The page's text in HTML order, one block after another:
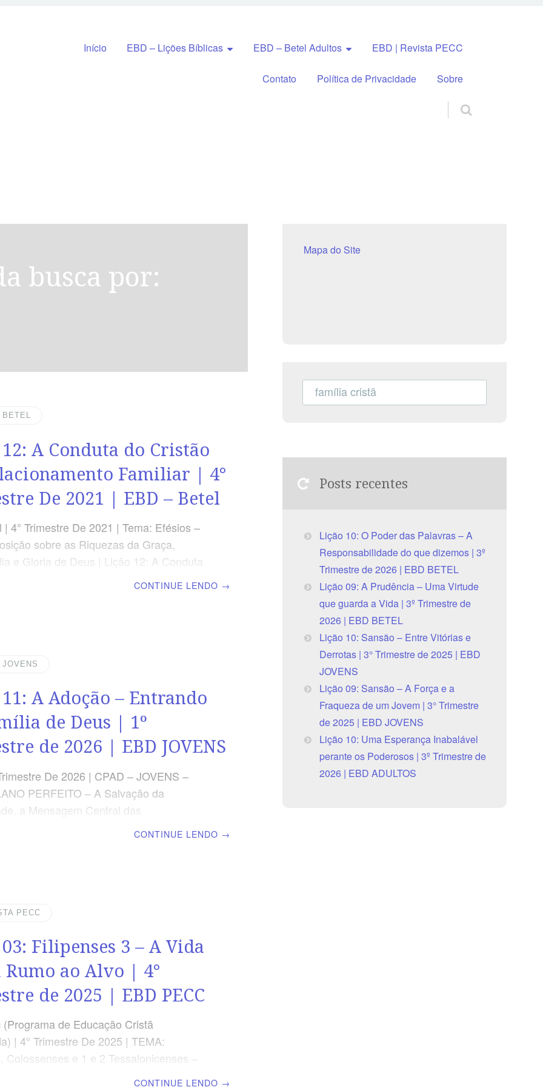
Pular para o conteúdo
Início EBD – Lições Bíblicas EBD – Betel Adultos EBD | Revista PECC
Contato Política de Privacidade Sobre
BETEL
A Conduta do Cristão
Familiar | 4°
De 2021 | EBD – Betel
| 4° Trimestre De 2021 | Tema: Efésios –
sobre as Riquezas da Graça,
e Gloria de Deus | Lição 12: A Conduta
familiar contribui na construção de
como um princípio
as qualidades do amor
a importância da obediência
CONTINUE LENDO →
JOVENS
A Adoção – Entrando
de Deus | 1º
de 2026 | EBD JOVENS
De 2026 | CPAD – JOVENS –
PERFEITO – A Salvação da
a Mensagem Central das
Aba, Pai.” (Rm 8.15) RESUMO DA LIÇÃO
pelo Espírito e coerdeiros de uma
gloriosa. LEITURA SEMANAL SEGUNDA
CONTINUE LENDO →
PECC
Filipenses 3 – A Vida
Rumo ao Alvo | 4°
de 2025 | EBD PECC
(Programa de Educação Cristã
| 4° Trimestre De 2025 | TEMA:
Colossenses e 1 e 2 Tessalonicenses –
CONTINUE LENDO →
Mapa do Site
Posts recentes
Lição 10: O Poder das Palavras – A
Responsabilidade do que dizemos | 3º
Trimestre de 2026 | EBD BETEL
Lição 09: A Prudência – Uma Virtude
que guarda a Vida | 3º Trimestre de
2026 | EBD BETEL
Lição 10: Sansão – Entre Vitórias e
Derrotas | 3° Trimestre de 2025 | EBD
JOVENS
Lição 09: Sansão – A Força e a
Fraqueza de um Jovem | 3° Trimestre
de 2025 | EBD JOVENS
Lição 10: Uma Esperança Inabalável
perante os Poderosos | 3º Trimestre de
2026 | EBD ADULTOS